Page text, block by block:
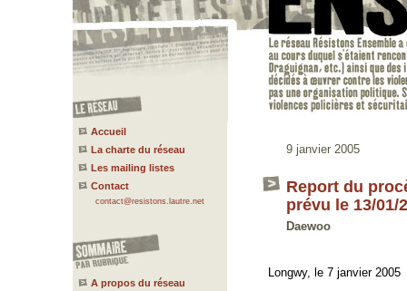
Accueil
La charte du réseau
Les mailing listes
Contact
contact@resistons.lautre.net
A propos du réseau
9 janvier 2005
Report du
prévu le 13/01/
Daewoo
Longwy, le 7 janvier 2005